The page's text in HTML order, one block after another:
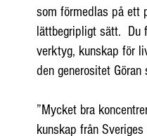
som förmedlas på ett
lättbegripligt sätt. Du
verktyg, kunskap för
den generositet Göran
”Mycket bra
kunskap från